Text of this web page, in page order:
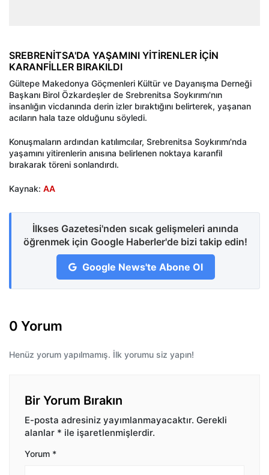
SREBRENİTSA'DA YAŞAMINI YİTİRENLER İÇİN
KARANFİLLER BIRAKILDI
Gültepe Makedonya Göçmenleri Kültür ve Dayanışma Derneği
Başkanı Birol Özkardeşler de Srebrenitsa Soykırımı'nın
insanlığın vicdanında derin izler bıraktığını belirterek, yaşanan
acıların hala taze olduğunu söyledi.
Konuşmaların ardından katılımcılar, Srebrenitsa Soykırımı'nda
yaşamını yitirenlerin anısına belirlenen noktaya karanfil
bırakarak töreni sonlandırdı.
Kaynak: AA
İlkses Gazetesi'nden sıcak gelişmeleri anında
öğrenmek için Google Haberler'de bizi takip edin!
Google News'te Abone Ol
0 Yorum
Henüz yorum yapılmamış. İlk yorumu siz yapın!
Bir Yorum Bırakın
E-posta adresiniz yayımlanmayacaktır. Gerekli
alanlar * ile işaretlenmişlerdir.
Yorum *